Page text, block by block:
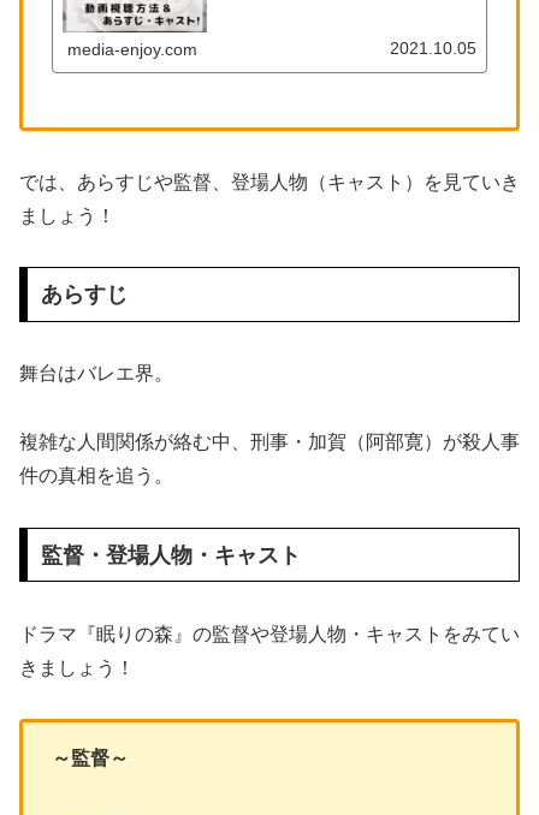
media-enjoy.com 2021.10.05
では、あらすじや監督、登場人物（キャスト）を見ていき
ましょう！
あらすじ
舞台はバレエ界。
複雑な人間関係が絡む中、刑事・加賀（阿部寛）が殺人事
件の真相を追う。
監督・登場人物・キャスト
ドラマ『眠りの森』の監督や登場人物・キャストをみてい
きましょう！
～監督～